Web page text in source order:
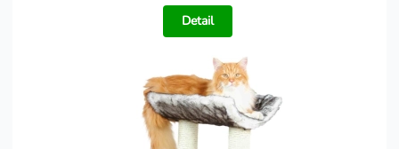
Detail